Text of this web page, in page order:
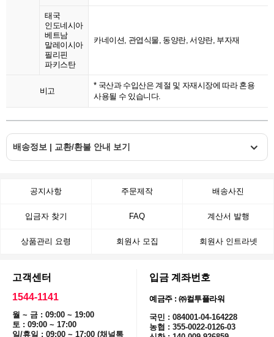
태국
인도네시아
베트남
말레이시아
필리핀
파키스탄
카네이션, 관엽식물, 동양란, 서양란, 부자재
비고
* 국산과 수입산은 계절 및 자재시장에 따라 혼용
사용될 수 있습니다.
배송정보 | 교환/환불 안내 보기
공지사항 주문제작 배송사진
입금자 찾기 FAQ 계산서 발행
상품관리 요령 회원사 모집 회원사 인트라넷
고객센터
1544-1141
월 ~ 금 : 09:00 ~ 19:00
토 : 09:00 ~ 17:00
일/휴일 : 09:00 ~ 17:00 (채널톡
입금 계좌번호
예금주 : ㈜컬투플라워
국민 : 084001-04-164228
농협 : 355-0022-0126-03